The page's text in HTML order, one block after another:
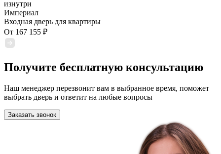
Империал
Входная дверь для квартиры
От 167 155 ₽
Получите бесплатную консультацию
Наш менеджер перезвонит вам в выбранное время, поможет
выбрать дверь и ответит на любые вопросы
Заказать звонок